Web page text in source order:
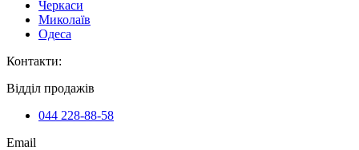
Черкаси
Миколаїв
Одеса
Контакти:
Відділ продажів
044 228-88-58
Email